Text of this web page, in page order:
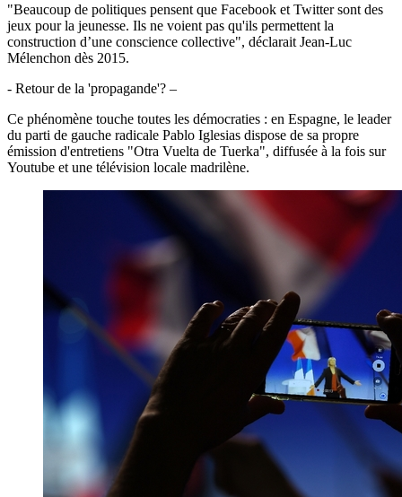
"Beaucoup de politiques pensent que Facebook et Twitter sont des
jeux pour la jeunesse. Ils ne voient pas qu'ils permettent la
construction d’une conscience collective", déclarait Jean-Luc
Mélenchon dès 2015.
- Retour de la 'propagande'? –
Ce phénomène touche toutes les démocraties : en Espagne, le leader
du parti de gauche radicale Pablo Iglesias dispose de sa propre
émission d'entretiens "Otra Vuelta de Tuerka", diffusée à la fois sur
Youtube et une télévision locale madrilène.